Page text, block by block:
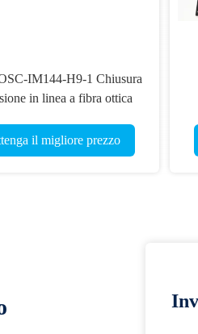
IM144-H9-1 Chiusura
in linea a fibra ottica
il migliore prezzo